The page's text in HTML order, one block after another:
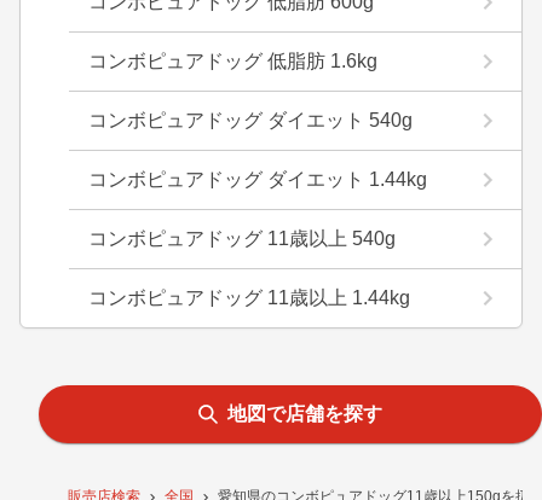
販売店検索 全国 愛知県のコンボピュアドッグ11歳以上150gを扱
コンボピュアドッグ 低脂肪 1.6kg
コンボピュアドッグ ダイエット 540g
コンボピュアドッグ ダイエット 1.44kg
コンボピュアドッグ 11歳以上 540g
コンボピュアドッグ 11歳以上 1.44kg
地図で店舗を探す